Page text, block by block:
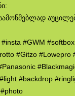
#GWM
#Gitzo #Lowepro
#backdrop